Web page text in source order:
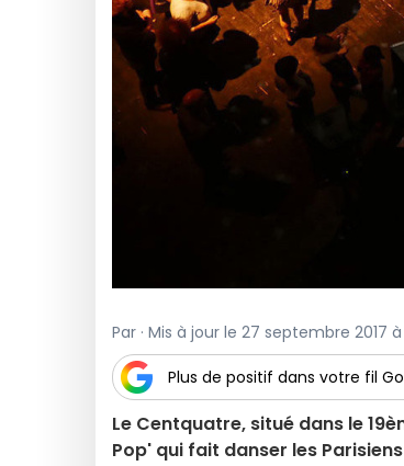
Par · Mis à jour le 27 septembre 2017 à
Plus de positif dans votre fil
Le Centquatre, situé dans le
Pop' qui fait danser les